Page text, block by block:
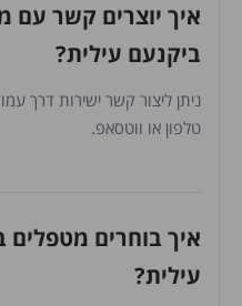
איך יוצרים קשר עם
ביקנעם עילית?
ניתן ליצור קשר ישירות דרך
טלפון או ווטסאפ.
איך בוחרים מטפלים
עילית?